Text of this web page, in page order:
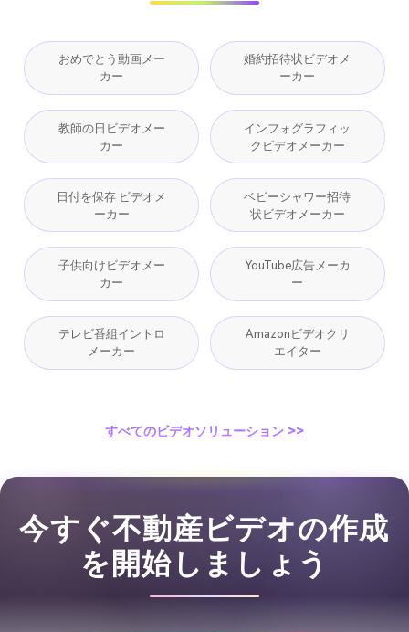
おめでとう動画メー
カー
婚約招待状ビデオメ
ーカー
教師の日ビデオメー
カー
インフォグラフィッ
クビデオメーカー
日付を保存 ビデオメ
ーカー
ベビーシャワー招待
状ビデオメーカー
子供向けビデオメー
カー
YouTube広告メーカ
ー
テレビ番組イントロ
メーカー
Amazonビデオクリ
エイター
すべてのビデオソリューション >>
今すぐ不動産ビデオの作成
を開始しましょう